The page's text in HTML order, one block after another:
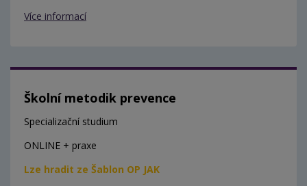
Více informací
Školní metodik prevence
Specializační studium
ONLINE + praxe
Lze hradit ze Šablon OP JAK